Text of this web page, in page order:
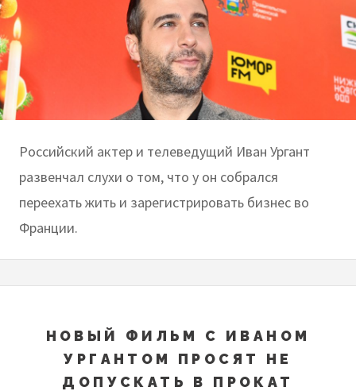
Российский актер и телеведущий Иван Ургант
развенчал слухи о том, что у он собрался
переехать жить и зарегистрировать бизнес во
Франции.
НОВЫЙ ФИЛЬМ С ИВАНОМ
УРГАНТОМ ПРОСЯТ НЕ
ДОПУСКАТЬ В ПРОКАТ